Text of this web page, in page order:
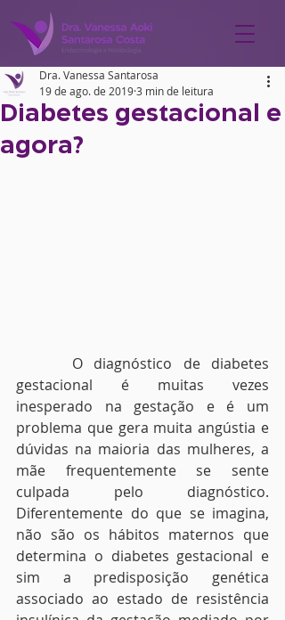
Diabetes gestacional e
agora?
Dra. Vanessa Santarosa
19 de ago. de 20193 min de leitura
O diagnóstico de diabetes
gestacional é muitas vezes
inesperado na gestação e é um
problema que gera muita angústia e
dúvidas na maioria das mulheres, a
mãe frequentemente se sente
culpada pelo diagnóstico.
Diferentemente do que se imagina,
não são os hábitos maternos que
determina o diabetes gestacional e
sim a predisposição genética
associado ao estado de resistência